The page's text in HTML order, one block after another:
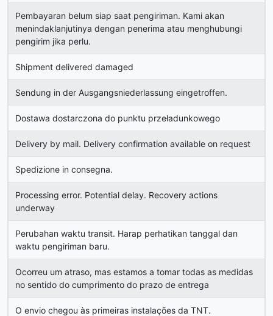
Pembayaran belum siap saat pengiriman. Kami akan
menindaklanjutinya dengan penerima atau menghubungi
pengirim jika perlu.
Shipment delivered damaged
Sendung in der Ausgangsniederlassung eingetroffen.
Dostawa dostarczona do punktu przeładunkowego
Delivery by mail. Delivery confirmation available on request
Spedizione in consegna.
Processing error. Potential delay. Recovery actions
underway
Perubahan waktu transit. Harap perhatikan tanggal dan
waktu pengiriman baru.
Ocorreu um atraso, mas estamos a tomar todas as medidas
no sentido do cumprimento do prazo de entrega
O envio chegou às primeiras instalações da TNT.